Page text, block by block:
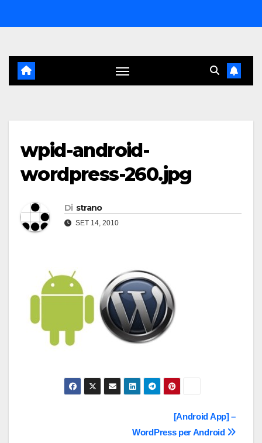
al
wpid-android-
wordpress-260.jpg
Di strano
SET 14, 2010
[Android App] –
WordPress per Android